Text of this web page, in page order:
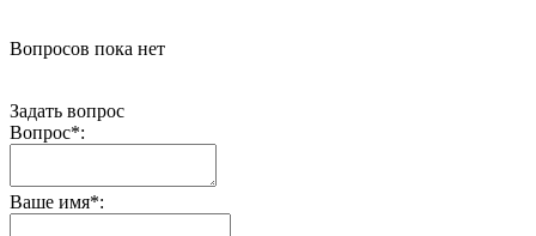
Вопросов пока нет
Задать вопрос
Вопрос*:
Ваше имя*: